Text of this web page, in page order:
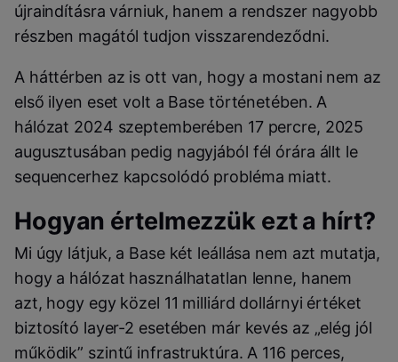
újraindításra várniuk, hanem a rendszer nagyobb
részben magától tudjon visszarendeződni.
A háttérben az is ott van, hogy a mostani nem az
első ilyen eset volt a Base történetében. A
hálózat 2024 szeptemberében 17 percre, 2025
augusztusában pedig nagyjából fél órára állt le
sequencerhez kapcsolódó probléma miatt.
Hogyan értelmezzük ezt a hírt?
Mi úgy látjuk, a Base két leállása nem azt mutatja,
hogy a hálózat használhatatlan lenne, hanem
azt, hogy egy közel 11 milliárd dollárnyi értéket
biztosító layer-2 esetében már kevés az „elég jól
működik” szintű infrastruktúra. A 116 perces,